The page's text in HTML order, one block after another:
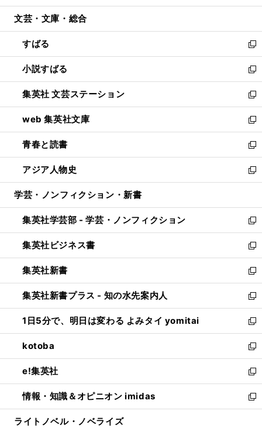
開
ウ
開
く
ン
ウ
で
開
く
ウ
ン
ド
ウ
で
開
く
文芸・文庫・総合
すばる
新
し
い
ウ
ィ
ン
ド
ウ
で
開
く
小説すばる
新
し
い
ウ
ィ
ン
ド
ウ
で
開
集英社 文芸ステーション
新
し
い
ウ
ィ
ン
ド
ウ
開
く
web 集英社文庫
新
し
い
ウ
ィ
ン
ウ
で
開
く
青春と読書
新
し
い
ウ
ン
ド
ウ
で
開
く
アジア人物史
新
し
ウ
ィ
ン
ド
ウ
で
開
く
学芸・ノンフィクション・新書
集英社学芸部 - 学芸・ノンフィクション
新
し
い
ウ
ィ
ン
ド
ウ
で
開
く
集英社ビジネス書
新
し
い
ウ
ィ
ン
ド
ウ
で
開
く
集英社新書
新
し
い
ウ
ィ
ン
ド
ウ
で
開
く
集英社新書プラス - 知の水先案内人
新
し
い
ウ
ィ
ン
ド
ウ
で
開
1日5分で、明日は変わる よみタイ yomitai
新
し
い
ウ
ィ
ン
ド
ウ
kotoba
新
し
い
ウ
ィ
ン
e!集英社
新
し
い
ウ
情報・知識＆オピニオン imidas
新
し
ライトノベル・ノベライズ